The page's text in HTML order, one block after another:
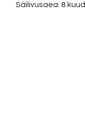
Säilivusaeg: 8 kuud